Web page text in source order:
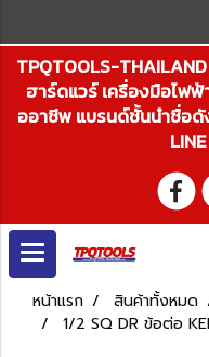
TPQTOOLS-
ฮาร์ดแวร์ เครื่องมือไฟ
ออาชีพ แบรนด์ชั้นนำชื่อดั
หน้าแรก สินค้าทั้งหมด
1/2 SQ DR ข้อต่อ